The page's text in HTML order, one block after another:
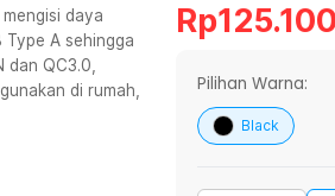
(08:00 - 20:00), Tutup pada Idul Fitri
Nasional (08:00 - 17:00) Selengkapnya
Nasional (08:00 - 17:00) Selengkapnya
daya
A sehingga
QC3.0,
di rumah,
Rp125.100
Pilihan Warna:
Black